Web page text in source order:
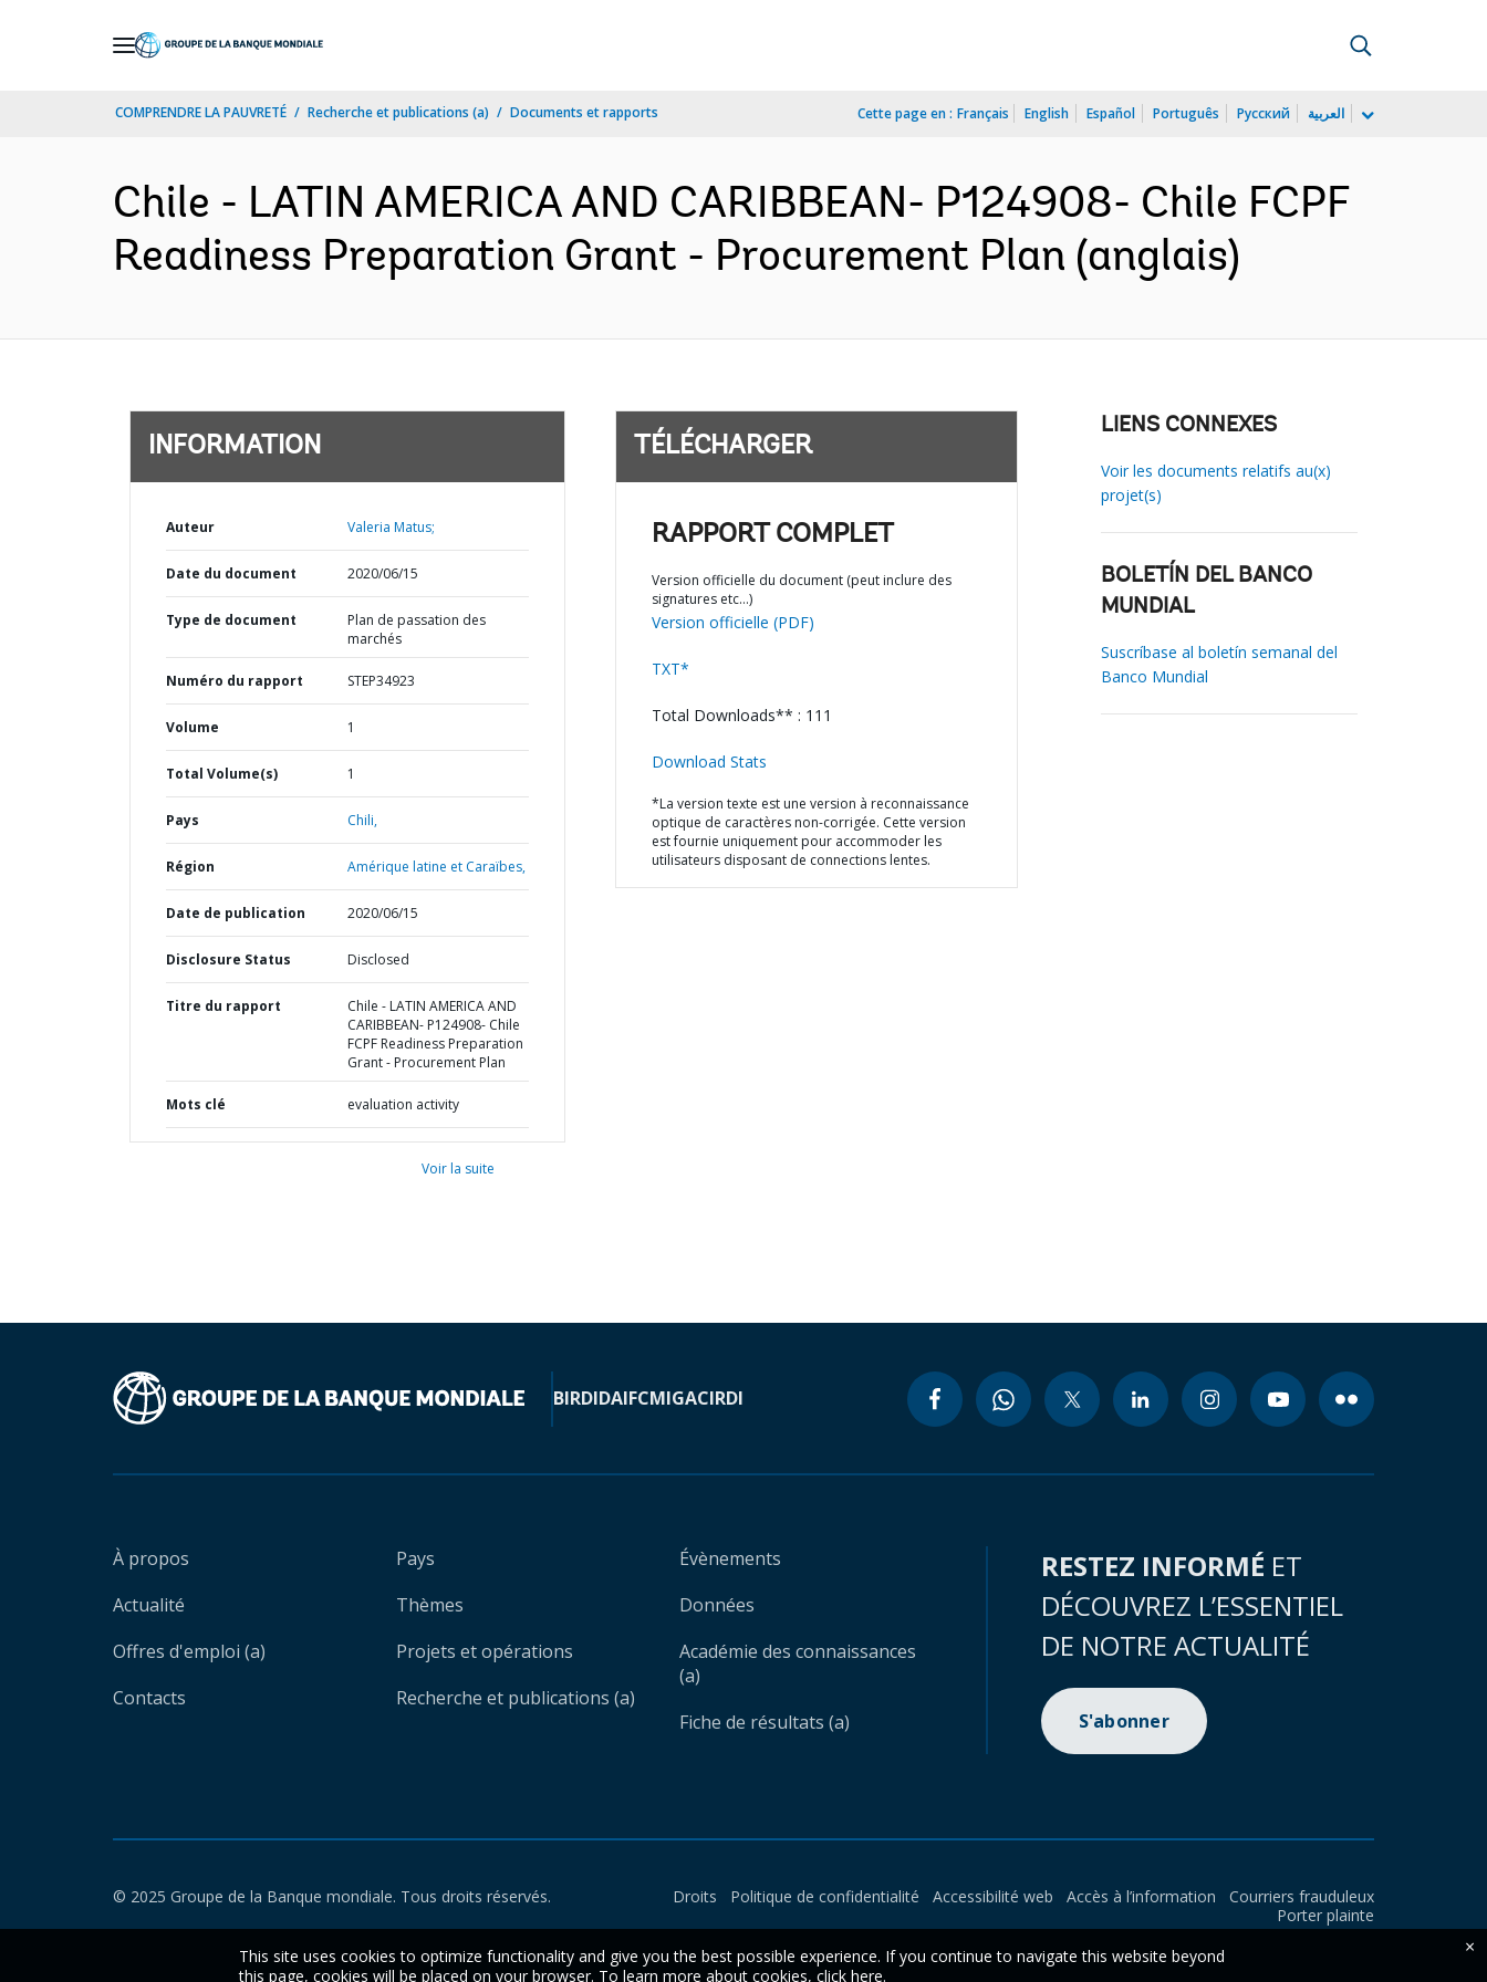
COMPRENDRE LA PAUVRETÉ Recherche et publications (a) Documents et rapports Cette page en : Français English Español Português Русский العربية
Chile - LATIN AMERICA AND CARIBBEAN- P124908- Chile FCPF
Readiness Preparation Grant - Procurement Plan (anglais)
INFORMATION
Auteur Valeria Matus;
Date du document 2020/06/15
Type de document
Plan de passation des
marchés
Numéro du rapport STEP34923
Volume 1
Total Volume(s) 1
Pays Chili,
Région Amérique latine et Caraïbes,
Date de publication 2020/06/15
Disclosure Status Disclosed
Titre du rapport
Chile - LATIN AMERICA AND
CARIBBEAN- P124908- Chile
FCPF Readiness Preparation
Grant - Procurement Plan
Mots clé evaluation activity
Voir la suite
TÉLÉCHARGER
RAPPORT COMPLET
Version officielle du document (peut inclure des
signatures etc…)
Version officielle (PDF)
TXT*
Total Downloads** : 111
Download Stats
*La version texte est une version à reconnaissance
optique de caractères non-corrigée. Cette version
est fournie uniquement pour accommoder les
utilisateurs disposant de connections lentes.
LIENS CONNEXES
Voir les documents relatifs au(x)
projet(s)
BOLETÍN DEL BANCO
MUNDIAL
Suscríbase al boletín semanal del
Banco Mundial
BIRDIDAIFCMIGACIRDI
À propos
Actualité
Offres d'emploi (a)
Contacts
Pays
Thèmes
Projets et opérations
Recherche et publications (a)
Évènements
Données
Académie des connaissances
(a)
Fiche de résultats (a)
RESTEZ INFORMÉ ET
DÉCOUVREZ L’ESSENTIEL
DE NOTRE ACTUALITÉ
S'abonner
© 2025 Groupe de la Banque mondiale. Tous droits réservés. Droits Politique de confidentialité Accessibilité web Accès à l’information
Courriers frauduleux
Porter plainte
This site uses cookies to optimize functionality and give you the best possible experience. If you continue to navigate this website beyond
this page, cookies will be placed on your browser. To learn more about cookies, click here.
×